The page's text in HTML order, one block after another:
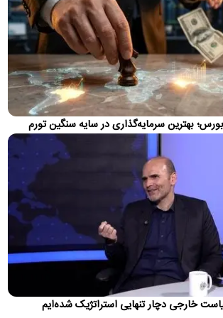
کالابرگ برای سرپرستان خانوار با رقم آخر کدملی
کرد
اولین واکنش رسمی به ماجرای اعمال ضریب ۲.۷
بین‌الملل
مقررات و ارتباطات رادیویی با رد ادعای اعمال ضریب
رویترز از اختلاف ایران و عمان بر سر عوارض
مدعی شد که ایران و عمان در مذاکرات برای
کشتیرانی در تنگه هرمز، بر سر میزان عوارض عبور…
پیش‌بینی جدید از قیمت طلا؛ هر اونس به ۴۷۰۰ دلار
است روند صعودی بازار جهانی طلا هنوز به پایان
هر اونس این فلز گران‌بها می‌تواند تا پایان…
تصاویر؛ حراج ۸۸ اثر فاخر از عهد تیموریان تا دوره
بورس؛ بهترین سرمایه‌گذاری در سایه سنگین تورم
خارجی دچار تنهایی استراتژیک شده‌ایم